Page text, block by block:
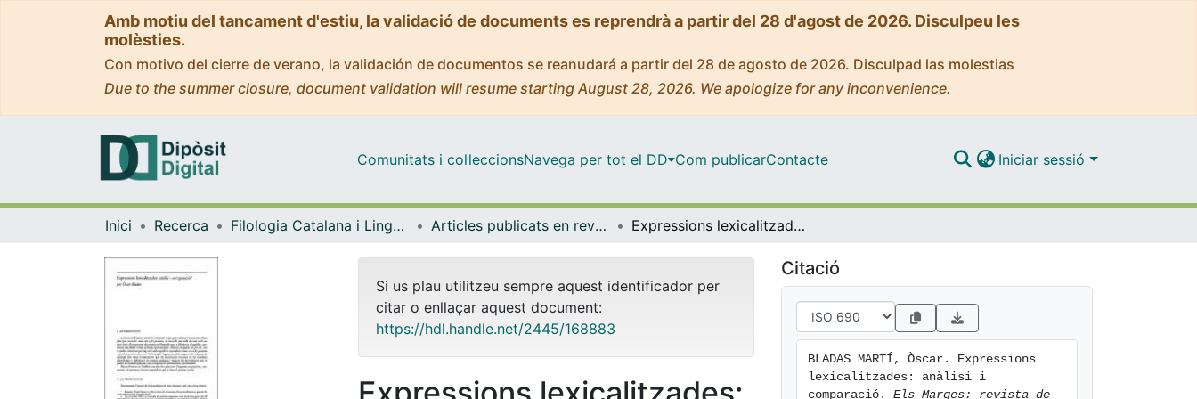
Amb motiu del tancament d'estiu, la validació de documents es reprendrà a partir del 28 d'agost de 2026. Disculpeu les
molèsties.
Con motivo del cierre de verano, la validación de documentos se reanudará a partir del 28 de agosto de 2026. Disculpad las molestias
Due to the summer closure, document validation will resume starting August 28, 2026. We apologize for any inconvenience.
Comunitats i col·leccionsNavega per tot el DD Com publicarContacte Iniciar sessió
Inici Recerca Filologia Catalana i Lingüística General Articles publicats en revistes (Filologia Catalana i Lingüística General) Expressions lexicalitzades: anàlisi i comparació
Si us plau utilitzeu sempre aquest identificador per
citar o enllaçar aquest document:
https://hdl.handle.net/2445/168883
Citació
BLADAS MARTÍ, Òscar. Expressions
lexicalitzades: anàlisi i
comparació. Els Marges: revista de